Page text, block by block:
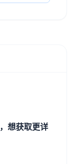
，想获取更详